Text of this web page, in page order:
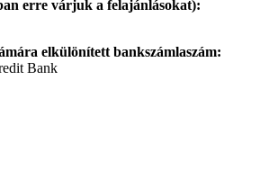
erre várjuk a felajánlásokat):
elkülönített bankszámlaszám:
Bank